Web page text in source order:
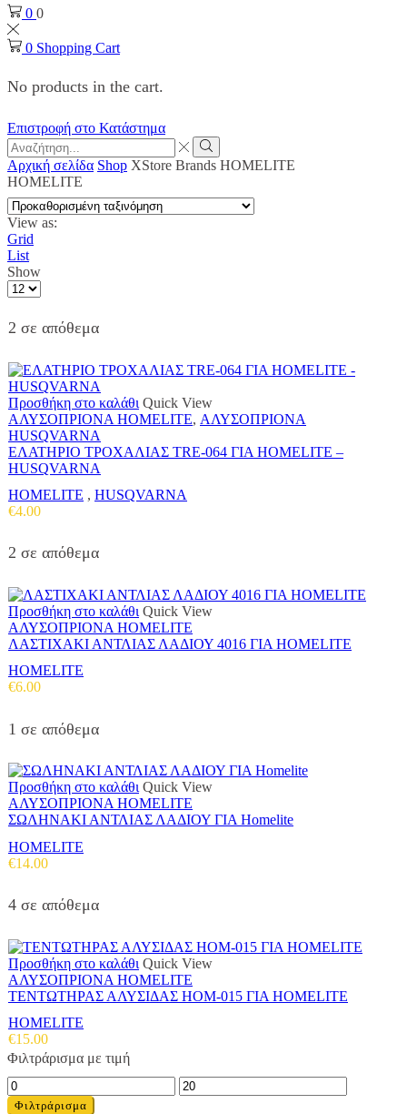
0 0
0 Shopping Cart
No products in the cart.
Επιστροφή στο Κατάστημα
Search
input
Search
Αρχική σελίδα Shop XStore Brands HOMELITE
HOMELITE
View as:
Grid
List
Show
Products
page
2 σε απόθεμα
Προσθήκη στο καλάθι Quick View
ΑΛΥΣΟΠΡΙΟΝΑ HOMELITE, ΑΛΥΣΟΠΡΙΟΝΑ
HUSQVARNA
ΕΛΑΤΗΡΙΟ ΤΡΟΧΑΛΙΑΣ TRE-064 ΓΙΑ HOMELITE –
HUSQVARNA
HOMELITE , HUSQVARNA
€4.00
2 σε απόθεμα
Προσθήκη στο καλάθι Quick View
ΑΛΥΣΟΠΡΙΟΝΑ HOMELITE
ΛΑΣΤΙΧΑΚΙ ΑΝΤΛΙΑΣ ΛΑΔΙΟΥ 4016 ΓΙΑ HOMELITE
HOMELITE
€6.00
1 σε απόθεμα
Προσθήκη στο καλάθι Quick View
ΑΛΥΣΟΠΡΙΟΝΑ HOMELITE
ΣΩΛΗΝΑΚΙ ΑΝΤΛΙΑΣ ΛΑΔΙΟΥ ΓΙΑ Homelite
HOMELITE
€14.00
4 σε απόθεμα
Προσθήκη στο καλάθι Quick View
ΑΛΥΣΟΠΡΙΟΝΑ HOMELITE
ΤΕΝΤΩΤΗΡΑΣ ΑΛΥΣΙΔΑΣ HOM-015 ΓΙΑ HOMELITE
HOMELITE
€15.00
Φιλτράρισμα με τιμή
Ελάχιστη
τιμή
Μέγιστη
τιμή
Φιλτράρισμα